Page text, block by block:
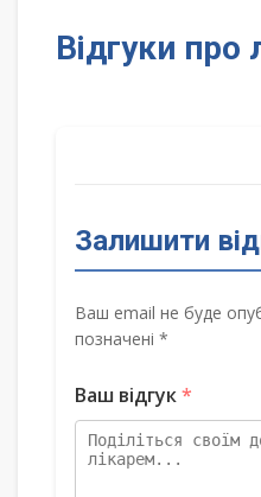
Відгуки про
Залишити
Ваш email не буде
позначені *
Ваш відгук*